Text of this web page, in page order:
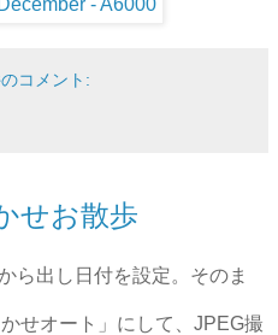
コメント:
せお散歩
ら出し日付を設定。そのま
せオート」にして、JPEG撮